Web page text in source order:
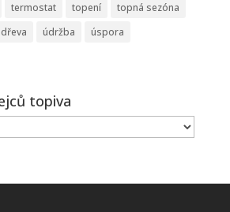
termostat topení
topná sezóna
údržba
úspora
topiva